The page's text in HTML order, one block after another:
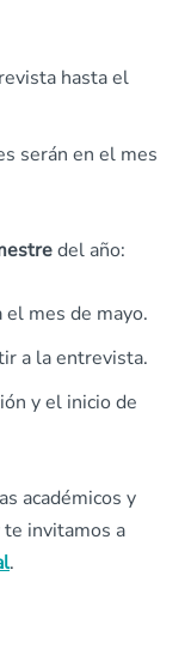
hasta el
serán en el mes
del año:
mes de mayo.
a la entrevista.
y el inicio de
académicos y
invitamos a
.